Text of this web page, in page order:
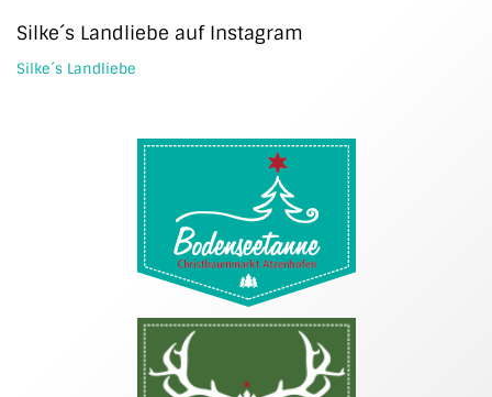
Silke´s Landliebe auf Instagram
Silke´s Landliebe